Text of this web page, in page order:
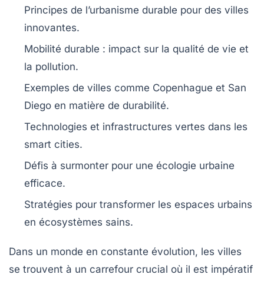
Principes de l’urbanisme durable pour des villes
innovantes.
Mobilité durable : impact sur la qualité de vie et
la pollution.
Exemples de villes comme Copenhague et San
Diego en matière de durabilité.
Technologies et infrastructures vertes dans les
smart cities.
Défis à surmonter pour une écologie urbaine
efficace.
Stratégies pour transformer les espaces urbains
en écosystèmes sains.
Dans un monde en constante évolution, les villes
se trouvent à un carrefour crucial où il est impératif